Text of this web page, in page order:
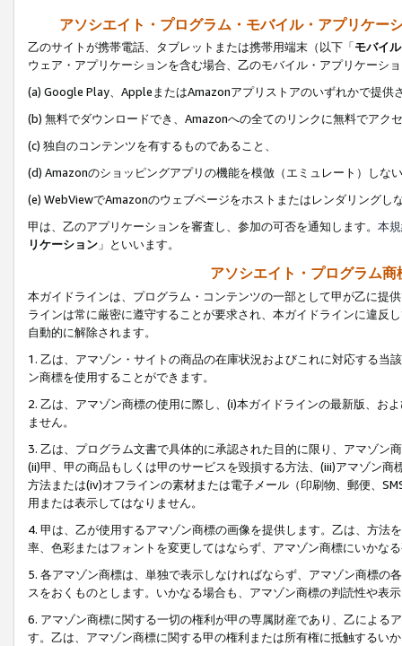
アソシエイト・プログラム・モバイル・アプリケー
乙のサイトが携帯電話、タブレットまたは携帯用端末（以下「モバイ
ウェア・アプリケーションを含む場合、乙のモバイル・アプリケーシ
(a) Google Play、AppleまたはAmazonアプリストアのいずれかで提供
(b) 無料でダウンロードでき、Amazonへの全てのリンクに無料でアク
(c) 独自のコンテンツを有するものであること、
(d) Amazonのショッピングアプリの機能を模倣（エミュレート）しな
(e) WebViewでAmazonのウェブページをホストまたはレンダリングし
甲は、乙のアプリケーションを審査し、参加の可否を通知します。 本
リケーション 」といいます。
アソシエイト・プログラム
本ガイドラインは、プログラム・コンテンツの一部として甲が乙に提
ラインは常に厳密に遵守することが要求され、本ガイドラインに違反
自動的に解除されます。
1. 乙は、アマゾン・サイトの商品の在庫状況およびこれに対応する
ン商標を使用することができます。
2. 乙は、アマゾン商標の使用に際し、(i)本ガイドラインの最新版、お
ません。
3. 乙は、プログラム文書で具体的に承認された目的に限り、アマゾン
(ii)甲、甲の商品もしくは甲のサービスを毀損する方法、(iii)アマゾン
方法または(iv)オフラインの素材または電子メール（印刷物、郵便、
用または表示してはなりません。
4. 甲は、乙が使用するアマゾン商標の画像を提供します。乙は、方
率、色彩またはフォントを変更してはならず、アマゾン商標にいかな
5. 各アマゾン商標は、単独で表示しなければならず、アマゾン商標
スをおくものとします。いかなる場合も、アマゾン商標の判読性や表
6. アマゾン商標に関する一切の権利が甲の専属財産であり、乙による
す。乙は、アマゾン商標に関する甲の権利または所有権に抵触するい